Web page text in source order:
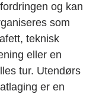
og kan
som
teknisk
eller en
tur. Utendørs
er en